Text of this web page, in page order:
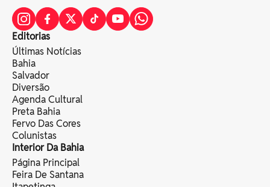
Editorias
Últimas Notícias
Bahia
Salvador
Diversão
Agenda Cultural
Preta Bahia
Fervo Das Cores
Colunistas
Interior Da Bahia
Página Principal
Feira De Santana